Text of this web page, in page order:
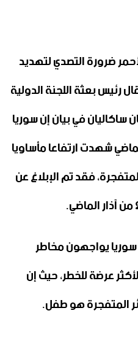
ضرورة التصدي لتهديد
رئيس بعثة اللجنة الدولية
ساكاليان في بيان إن سوريا
شهدت ارتفاعا مأساويا
فقد تم الإبلاغ عن
يواجهون مخاطر
عرضة للخطر، حيث إن
المتفجرة هو طفل.